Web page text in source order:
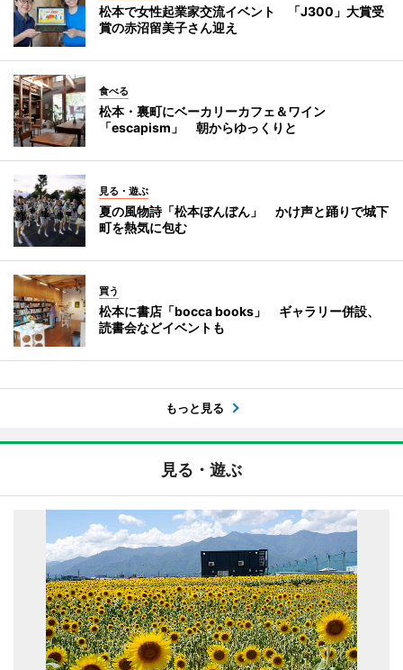
松本で女性起業家交流イベント 「J300」大賞受
賞の赤沼留美子さん迎え
食べる
松本・裏町にベーカリーカフェ＆ワイン
「escapism」 朝からゆっくりと
見る・遊ぶ
夏の風物詩「松本ぼんぼん」 かけ声と踊りで城下
町を熱気に包む
買う
松本に書店「bocca books」 ギャラリー併設、
読書会などイベントも
もっと見る
見る・遊ぶ